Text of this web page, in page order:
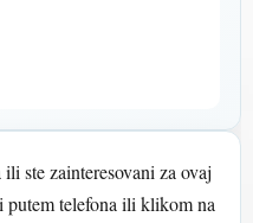
ste zainteresovani za ovaj
putem telefona ili klikom na